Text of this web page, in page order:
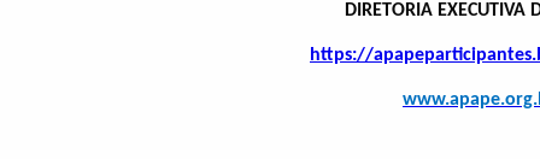
DIRETORIA EXECUTIVA
https://